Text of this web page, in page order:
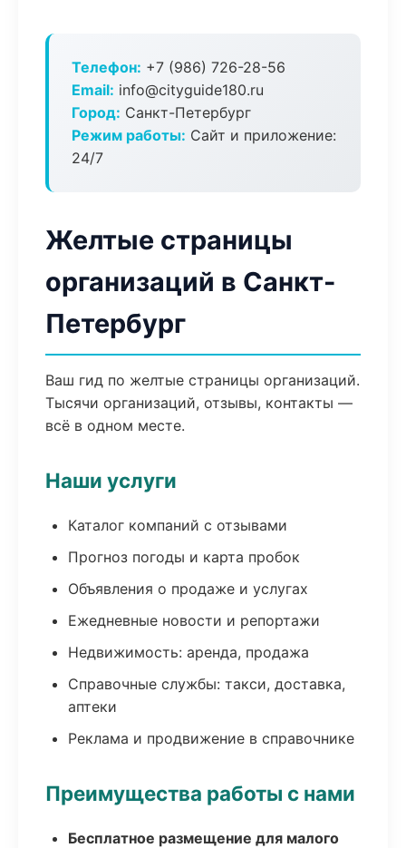
Телефон: +7 (986) 726-28-56
Email: info@cityguide180.ru
Город: Санкт-Петербург
Режим работы: Сайт и приложение:
24/7
Желтые страницы
организаций в Санкт-
Петербург
Ваш гид по желтые страницы организаций.
Тысячи организаций, отзывы, контакты —
всё в одном месте.
Наши услуги
Каталог компаний с отзывами
Прогноз погоды и карта пробок
Объявления о продаже и услугах
Ежедневные новости и репортажи
Недвижимость: аренда, продажа
Справочные службы: такси, доставка,
аптеки
Реклама и продвижение в справочнике
Преимущества работы с нами
Бесплатное размещение для малого